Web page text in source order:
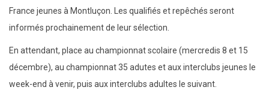
France jeunes à Montluçon. Les qualifiés et repêchés seront
informés prochainement de leur sélection.
En attendant, place au championnat scolaire (mercredis 8 et 15
décembre), au championnat 35 adutes et aux interclubs jeunes le
week-end à venir, puis aux interclubs adultes le suivant.